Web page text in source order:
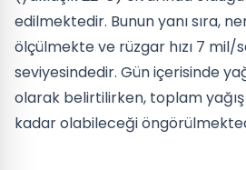
edilmektedir. Bunun yanı sıra,
ölçülmekte ve rüzgar hızı 7 mil/
seviyesindedir. Gün içerisinde
olarak belirtilirken, toplam yağış
kadar olabileceği